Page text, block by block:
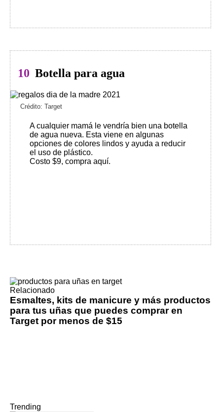
Botella para agua
10
Crédito: Target
A cualquier mamá le vendría bien una botella
de agua nueva. Esta viene en algunas
opciones de colores lindos y ayuda a reducir
el uso de plástico.
Costo $9, compra aquí.
Relacionado
Esmaltes, kits de manicure y más productos
para tus uñas que puedes comprar en
Target por menos de $15
Trending